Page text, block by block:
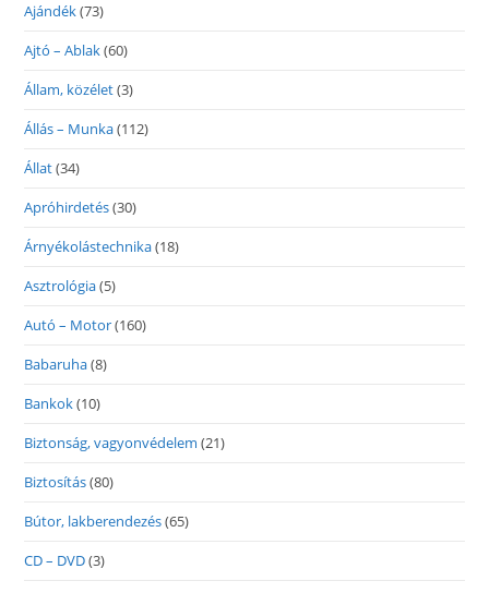
Ajándék(73)
Ajtó – Ablak(60)
Állam, közélet(3)
Állás – Munka(112)
Állat(34)
Apróhirdetés(30)
Árnyékolástechnika(18)
Asztrológia(5)
Autó – Motor(160)
Babaruha(8)
Bankok(10)
Biztonság, vagyonvédelem (21)
Biztosítás(80)
Bútor, lakberendezés(65)
CD – DVD(3)